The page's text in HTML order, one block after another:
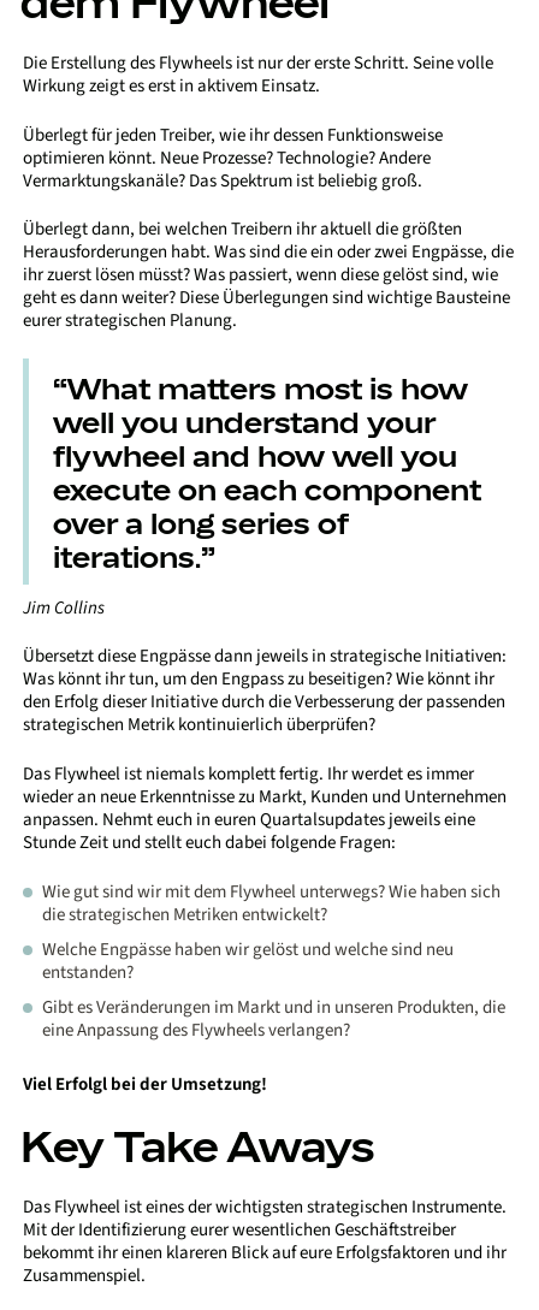
Die Erstellung des Flywheels ist nur der erste Schritt. Seine volle
Wirkung zeigt es erst in aktivem Einsatz.
Überlegt für jeden Treiber, wie ihr dessen Funktionsweise
optimieren könnt. Neue Prozesse? Technologie? Andere
Vermarktungskanäle? Das Spektrum ist beliebig groß.
Überlegt dann, bei welchen Treibern ihr aktuell die größten
Herausforderungen habt. Was sind die ein oder zwei Engpässe, die
ihr zuerst lösen müsst? Was passiert, wenn diese gelöst sind, wie
geht es dann weiter? Diese Überlegungen sind wichtige Bausteine
eurer strategischen Planung.
“What matters most is how
well you understand your
flywheel and how well you
execute on each component
over a long series of
iterations.”
Jim Collins
Übersetzt diese Engpässe dann jeweils in strategische Initiativen:
Was könnt ihr tun, um den Engpass zu beseitigen? Wie könnt ihr
den Erfolg dieser Initiative durch die Verbesserung der passenden
strategischen Metrik kontinuierlich überprüfen?
Das Flywheel ist niemals komplett fertig. Ihr werdet es immer
wieder an neue Erkenntnisse zu Markt, Kunden und Unternehmen
anpassen. Nehmt euch in euren Quartalsupdates jeweils eine
Stunde Zeit und stellt euch dabei folgende Fragen:
Wie gut sind wir mit dem Flywheel unterwegs? Wie haben sich
die strategischen Metriken entwickelt?
Welche Engpässe haben wir gelöst und welche sind neu
entstanden?
Gibt es Veränderungen im Markt und in unseren Produkten, die
eine Anpassung des Flywheels verlangen?
Viel Erfolgl bei der Umsetzung!
Key Take Aways
Das Flywheel ist eines der wichtigsten strategischen Instrumente.
Mit der Identifizierung eurer wesentlichen Geschäftstreiber
bekommt ihr einen klareren Blick auf eure Erfolgsfaktoren und ihr
Zusammenspiel.